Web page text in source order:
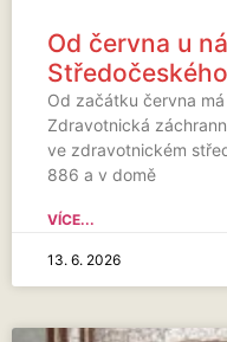
Od června u
Od začátku června
Zdravotnická
ve zdravotnickém
886 a v domě
VÍCE...
13. 6. 2026